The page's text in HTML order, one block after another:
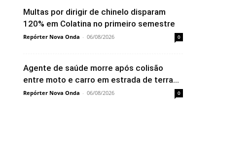
Multas por dirigir de chinelo disparam
120% em Colatina no primeiro semestre
Repórter Nova Onda - 06/08/2026 0
Agente de saúde morre após colisão
entre moto e carro em estrada de terra...
Repórter Nova Onda - 06/08/2026 0